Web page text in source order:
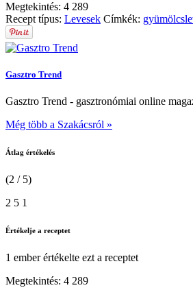
Megtekintés: 4 289
Recept típus: Levesek Címkék:
Gasztro Trend
Gasztro Trend - gasztronómiai online
Még több a Szakácsról »
Átlag értékelés
(2 / 5)
2 5 1
Értékelje a receptet
1 emberértékelte ezt a receptet
Megtekintés: 4 289